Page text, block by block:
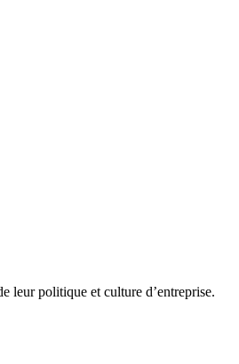
leur politique et culture d’entreprise.